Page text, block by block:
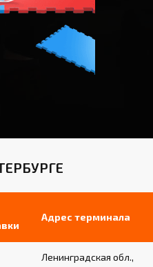
Адрес терминала
Ленинградская обл.,